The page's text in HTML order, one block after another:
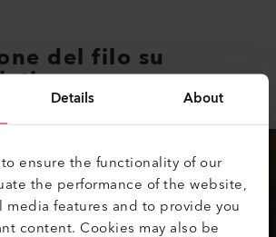
Details About
ensure the functionality of our
the performance of the website,
features and to provide you
content. Cookies may also be
del filo su